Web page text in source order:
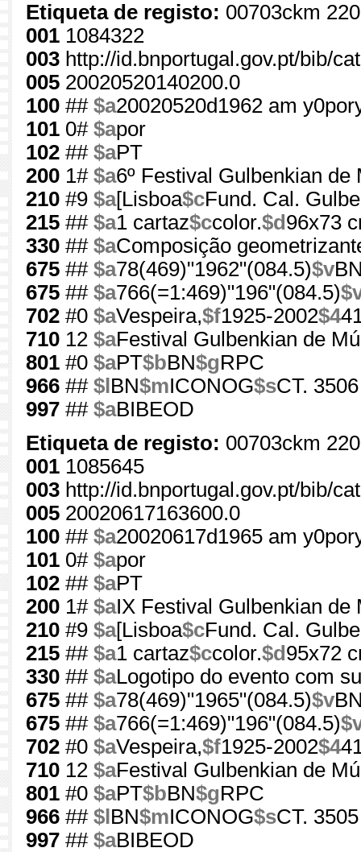
Etiqueta de registo: 00703ckm
001 1084322
003 http://id.bnportugal.gov.pt/bib/
005 20020520140200.0
100 ## $a20020520d1962 am
101 0# $apor
102 ## $aPT
200 1# $a6º Festival Gulbenkian de
210 #9 $a[Lisboa$cFund. Cal.
215 ## $a1 cartaz$ccolor.$d 96x73
330 ## $aComposição
675 ## $a78(469)"1962"(084.5)$v
675 ## $a766(=1:469)"196"(084.5)
702 #0 $aVespeira,$f1925-2002$4
710 12 $aFestival Gulbenkian de
801 #0 $aPT$bBN$gRPC
966 ## $l BN$mICONOG$sCT.
997 ## $aBIBEOD
Etiqueta de registo: 00703ckm
001 1085645
003 http://id.bnportugal.gov.pt/bib/
005 20020617163600.0
100 ## $a20020617d1965 am
101 0# $apor
102 ## $aPT
200 1# $aIX Festival Gulbenkian de
210 #9 $a[Lisboa$cFund. Cal.
215 ## $a1 cartaz$ccolor.$d 95x72
330 ## $aLogotipo do evento com
675 ## $a78(469)"1965"(084.5)$v
675 ## $a766(=1:469)"196"(084.5)
702 #0 $aVespeira,$f1925-2002$4
710 12 $aFestival Gulbenkian de
801 #0 $aPT$bBN$gRPC
966 ## $l BN$mICONOG$sCT.
997 ## $aBIBEOD